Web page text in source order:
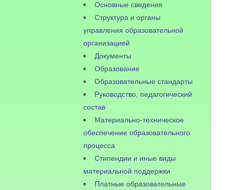
Основные сведения
Структура и органы
управления образовательной
организацией
Документы
Образование
Образовательные стандарты
Руководство, педагогический
состав
Материально-техническое
обеспечение образовательного
процесса
Стипендии и иные виды
материальной поддержки
Платные образовательные